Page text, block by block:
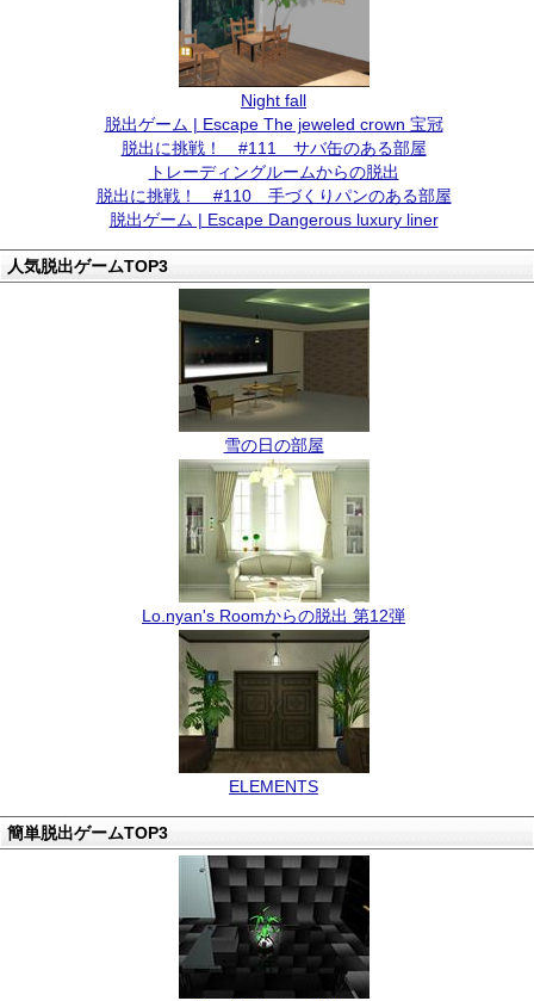
Night fall
脱出ゲーム | Escape The jeweled crown 宝冠
脱出に挑戦！ #111 サバ缶のある部屋
トレーディングルームからの脱出
脱出に挑戦！ #110 手づくりパンのある部屋
脱出ゲーム | Escape Dangerous luxury liner
人気脱出ゲームTOP3
雪の日の部屋
Lo.nyan's Roomからの脱出 第12弾
ELEMENTS
簡単脱出ゲームTOP3